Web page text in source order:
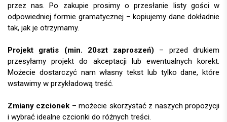
przez nas. Po zakupie prosimy o przesłanie listy gości w
odpowiedniej formie gramatycznej – kopiujemy dane dokładnie
tak, jak je otrzymamy.
Projekt gratis (min. 20szt zaproszeń) – przed drukiem
przesyłamy projekt do akceptacji lub ewentualnych korekt.
Możecie dostarczyć nam własny tekst lub tylko dane, które
wstawimy w przykładową treść.
Zmiany czcionek – możecie skorzystać z naszych propozycji
i wybrać idealne czcionki do różnych treści.